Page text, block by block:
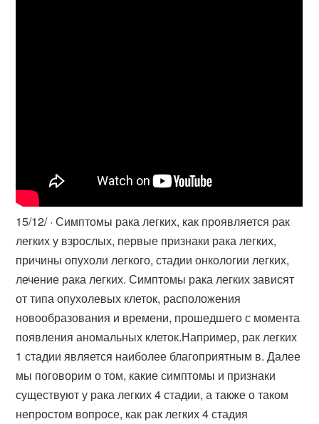
15/12/ · Симптомы рака легких, как проявляется рак
легких у взрослых, первые признаки рака легких,
причины опухоли легкого, стадии онкологии легких,
лечение рака легких. Симптомы рака легких зависят
от типа опухолевых клеток, расположения
новообразования и времени, прошедшего с момента
появления аномальных клеток.Например, рак легких
1 стадии является наиболее благоприятным в. Далее
мы поговорим о том, какие симптомы и признаки
существуют у рака легких 4 стадии, а также о таком
непростом вопросе, как рак легких 4 стадия